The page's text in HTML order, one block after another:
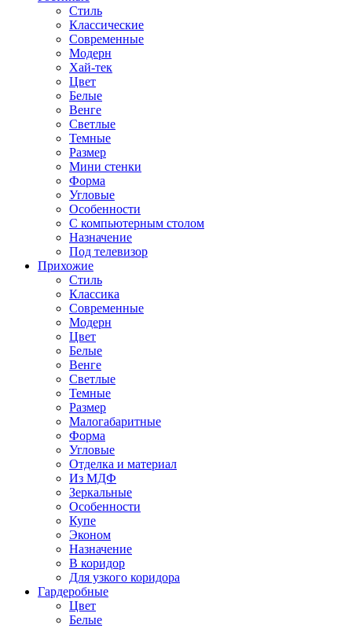
Стиль
Классические
Современные
Модерн
Хай-тек
Цвет
Белые
Венге
Светлые
Темные
Размер
Мини стенки
Форма
Угловые
Особенности
С компьютерным столом
Назначение
Под телевизор
Прихожие
Стиль
Классика
Современные
Модерн
Цвет
Белые
Венге
Светлые
Темные
Размер
Малогабаритные
Форма
Угловые
Отделка и материал
Из МДФ
Зеркальные
Особенности
Купе
Эконом
Назначение
В коридор
Для узкого коридора
Гардеробные
Цвет
Белые